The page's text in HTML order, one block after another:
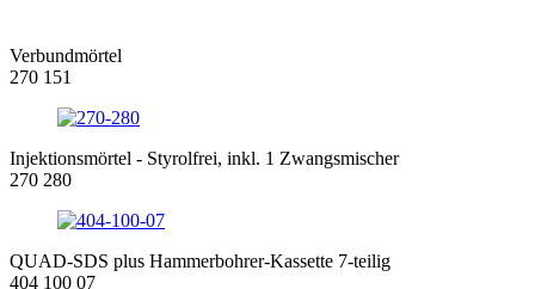
Verbundmörtel
270 151
Injektionsmörtel - Styrolfrei, inkl. 1 Zwangsmischer
270 280
QUAD-SDS plus Hammerbohrer-Kassette 7-teilig
404 100 07